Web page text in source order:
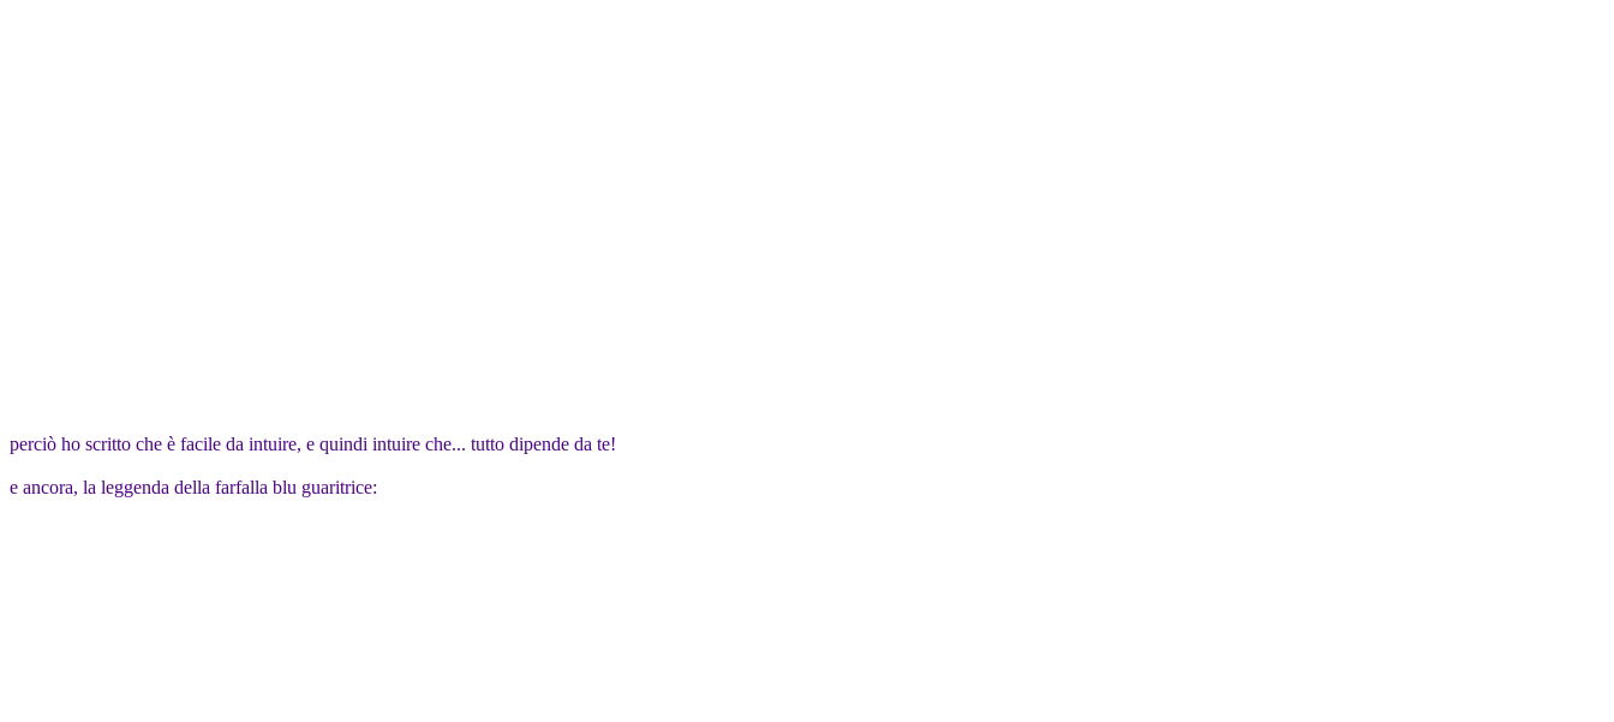
perciò ho scritto che è facile da intuire, e quindi intuire che... tutto dipende da te!
e ancora, la leggenda della farfalla blu guaritrice: